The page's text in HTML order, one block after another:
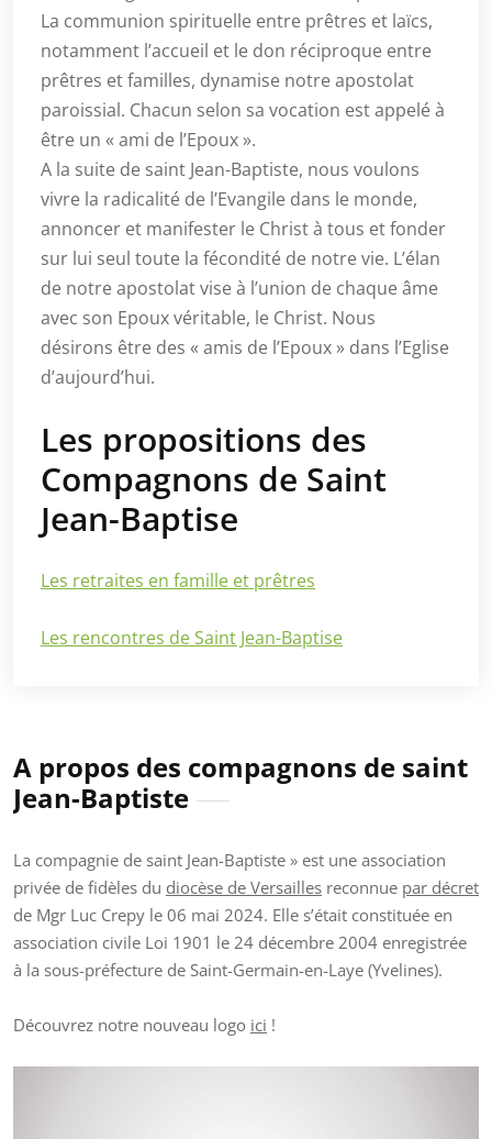
La communion spirituelle entre prêtres et laïcs,
notamment l’accueil et le don réciproque entre
prêtres et familles, dynamise notre apostolat
paroissial. Chacun selon sa vocation est appelé à
être un « ami de l’Epoux ».
A la suite de saint Jean-Baptiste, nous voulons
vivre la radicalité de l’Evangile dans le monde,
annoncer et manifester le Christ à tous et fonder
sur lui seul toute la fécondité de notre vie. L’élan
de notre apostolat vise à l’union de chaque âme
avec son Epoux véritable, le Christ. Nous
désirons être des « amis de l’Epoux » dans l’Eglise
d’aujourd’hui.
Les propositions des
Compagnons de Saint
Jean-Baptise
Les retraites en famille et prêtres
Les rencontres de Saint Jean-Baptise
A propos des compagnons de saint
Jean-Baptiste
La compagnie de saint Jean-Baptiste » est une association
privée de fidèles du diocèse de Versailles reconnue par décret
de Mgr Luc Crepy le 06 mai 2024. Elle s’était constituée en
association civile Loi 1901 le 24 décembre 2004 enregistrée
à la sous-préfecture de Saint-Germain-en-Laye (Yvelines).
Découvrez notre nouveau logo ici !